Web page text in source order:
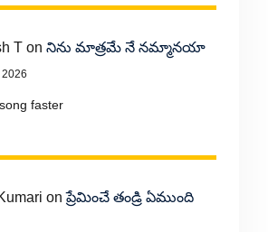
Ton నిను మాత్రమే నే నమ్మానయా
faster
onప్రేమించే తండ్రి ఏముంది